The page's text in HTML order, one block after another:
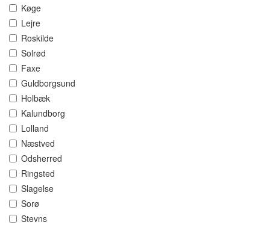
Køge
Lejre
Roskilde
Solrød
Faxe
Guldborgsund
Holbæk
Kalundborg
Lolland
Næstved
Odsherred
Ringsted
Slagelse
Sorø
Stevns